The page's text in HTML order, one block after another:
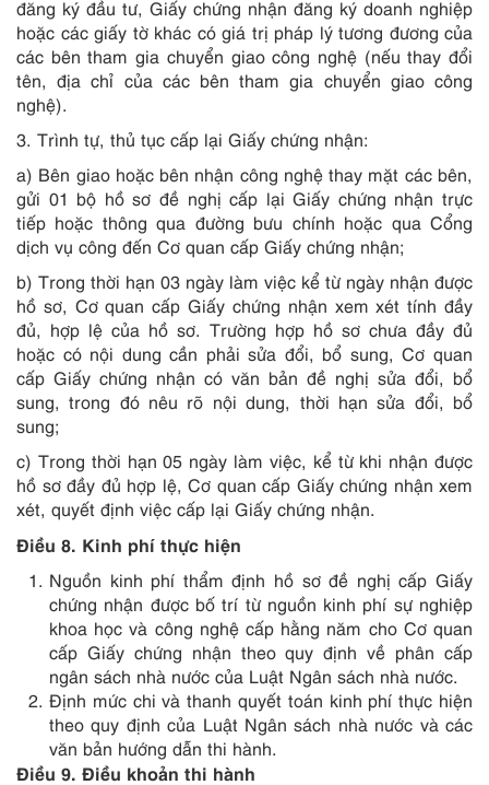
đăng ký đầu tư, Giấy chứng nhận đăng ký doanh nghiệp
hoặc các giấy tờ khác có giá trị pháp lý tương đương của
các bên tham gia chuyển giao công nghệ (nếu thay đổi
tên, địa chỉ của các bên tham gia chuyển giao công
nghệ).
3. Trình tự, thủ tục cấp lại Giấy chứng nhận:
a) Bên giao hoặc bên nhận công nghệ thay mặt các bên,
gửi 01 bộ hồ sơ đề nghị cấp lại Giấy chứng nhận trực
tiếp hoặc thông qua đường bưu chính hoặc qua Cổng
dịch vụ công đến Cơ quan cấp Giấy chứng nhận;
b) Trong thời hạn 03 ngày làm việc kể từ ngày nhận được
hồ sơ, Cơ quan cấp Giấy chứng nhận xem xét tính đầy
đủ, hợp lệ của hồ sơ. Trường hợp hồ sơ chưa đầy đủ
hoặc có nội dung cần phải sửa đổi, bổ sung, Cơ quan
cấp Giấy chứng nhận có văn bản đề nghị sửa đổi, bổ
sung, trong đó nêu rõ nội dung, thời hạn sửa đổi, bổ
sung;
c) Trong thời hạn 05 ngày làm việc, kể từ khi nhận được
hồ sơ đầy đủ hợp lệ, Cơ quan cấp Giấy chứng nhận xem
xét, quyết định việc cấp lại Giấy chứng nhận.
Điều 8. Kinh phí thực hiện
Nguồn kinh phí thẩm định hồ sơ đề nghị cấp Giấy
chứng nhận được bố trí từ nguồn kinh phí sự nghiệp
khoa học và công nghệ cấp hằng năm cho Cơ quan
cấp Giấy chứng nhận theo quy định về phân cấp
ngân sách nhà nước của Luật Ngân sách nhà nước.
Định mức chi và thanh quyết toán kinh phí thực hiện
theo quy định của Luật Ngân sách nhà nước và các
văn bản hướng dẫn thi hành.
Điều 9. Điều khoản thi hành